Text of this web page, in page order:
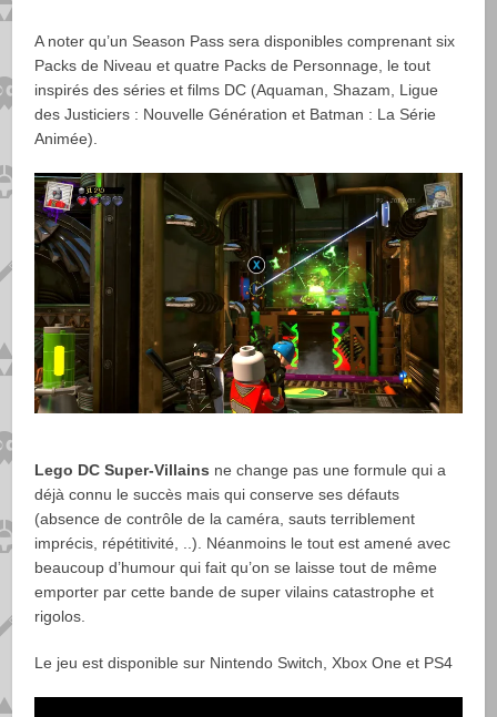
A noter qu’un Season Pass sera disponibles comprenant six
Packs de Niveau et quatre Packs de Personnage, le tout
inspirés des séries et films DC (Aquaman, Shazam, Ligue
des Justiciers : Nouvelle Génération et Batman : La Série
Animée).
Lego DC Super-Villains ne change pas une formule qui a
déjà connu le succès mais qui conserve ses défauts
(absence de contrôle de la caméra, sauts terriblement
imprécis, répétitivité, ..). Néanmoins le tout est amené avec
beaucoup d’humour qui fait qu’on se laisse tout de même
emporter par cette bande de super vilains catastrophe et
rigolos.
Le jeu est disponible sur Nintendo Switch, Xbox One et PS4